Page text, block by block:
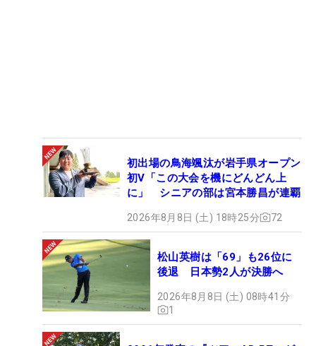
初出場の鳥海颯汰が岩手県オープン
初V「この大会を機にどんどん上
に」 シニアの部は宮本勝昌が連覇
2026年8月8日 (土) 18時25分 72
松山英樹は「69」も26位に
後退 日本勢2人が決勝へ
2026年8月8日 (土) 08時41分
1